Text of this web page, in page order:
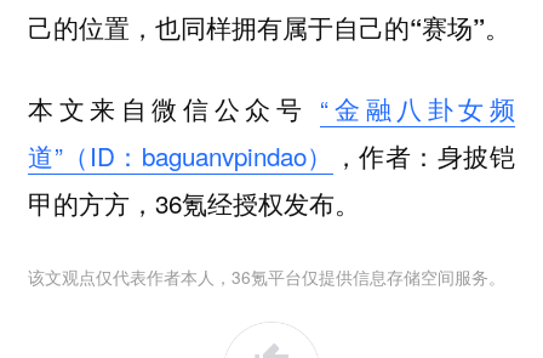
己的位置，也同样拥有属于自己的“赛场”。
本文来自微信公众号 “金融八卦女频
道”（ID：baguanvpindao）
，作者：身披铠
甲的方方，36氪经授权发布。
该文观点仅代表作者本人，36氪平台仅提供信息存储空间服务。